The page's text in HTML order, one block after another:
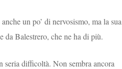
un po’ di nervosismo, ma la sua
da Balestrero, che ne ha di più.
difficoltà. Non sembra ancora